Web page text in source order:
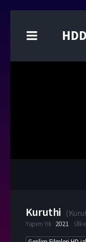
Kuruthi (
Yapım Yılı 2021 Ülke